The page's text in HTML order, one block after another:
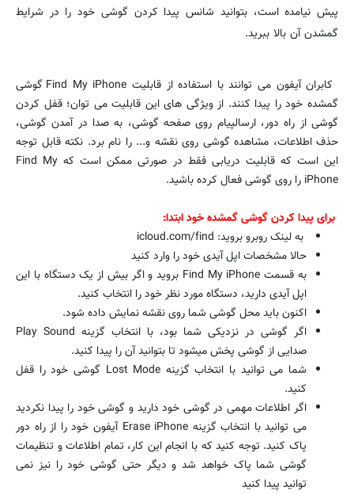
پیش نیامده است، بتوانید شانس پیدا کردن گوشی خود را در شرایط
گمشدن آن بالا ببرید.
کابران آیفون می توانند با استفاده از قابلیت Find My iPhone گوشی
گمشده خود را پیدا کنند. از ویژگی های این قابلیت می توان؛ قفل کردن
گوشی از راه دور، ارسالپیام روی صفحه گوشی، به صدا در آمدن گوشی،
حذف اطلاعات، مشاهده گوشی روی نقشه و... را نام برد. نکته قابل توجه
این است که قابلیت دریابی فقط در صورتی ممکن است که Find My
iPhone را روی گوشی فعال کرده باشید.
برای پیدا کردن گوشی گمشده خود ابتدا:
به لینک روبرو بروید: icloud.com/find
حالا مشخصات اپل آیدی خود را وارد کنید
به قسمت Find My iPhone بروید و اگر بیش از یک دستگاه با این
اپل آیدی دارید، دستگاه مورد نظر خود را انتخاب کنید.
اکنون باید محل گوشی شما روی نقشه نمایش داده شود.
اگر گوشی در نزدیکی شما بود، با انتخاب گزینه Play Sound
صدایی از گوشی پخش میشود تا بتوانید آن را پیدا کنید.
شما می توانید با انتخاب گزینه Lost Mode گوشی خود را قفل
کنید.
اگر اطلاعات مهمی در گوشی خود دارید و گوشی خود را پیدا نکردید
می توانید با انتخاب گزینه Erase iPhone آیفون خود را از راه دور
پاک کنید. توجه کنید که با انجام این کار، تمام اطلاعات و تنظیمات
گوشی شما پاک خواهد شد و دیگر حتی گوشی خود را نیز نمی
توانید پیدا کنید